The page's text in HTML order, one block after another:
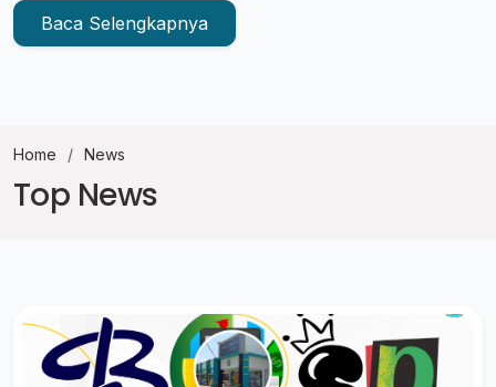
Baca Selengkapnya
Home News
Top News